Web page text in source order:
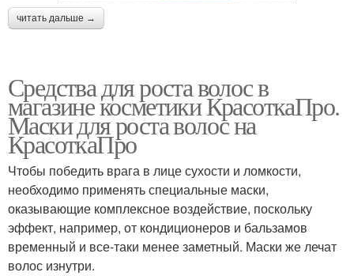
читать дальше →
Средства для роста волос в
магазине косметики КрасоткаПро.
Маски для роста волос на
КрасоткаПро
Чтобы победить врага в лице сухости и ломкости,
необходимо применять специальные маски,
оказывающие комплексное воздействие, поскольку
эффект, например, от кондиционеров и бальзамов
временный и все-таки менее заметный. Маски же лечат
волос изнутри.